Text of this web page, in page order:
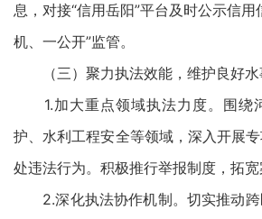
息，对接“信用岳阳”平台及时公示信用
机、一公开”监管。
（三）聚力执法效能，维护良好水
1.加大重点领域执法力度。围绕
护、水利工程安全等领域，深入开展
处违法行为。积极推行举报制度，拓宽
2.深化执法协作机制。切实推动跨